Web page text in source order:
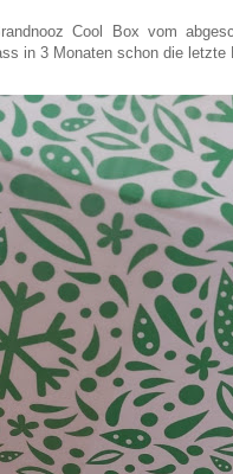
Cool Box vom
in 3 Monaten schon die letzte